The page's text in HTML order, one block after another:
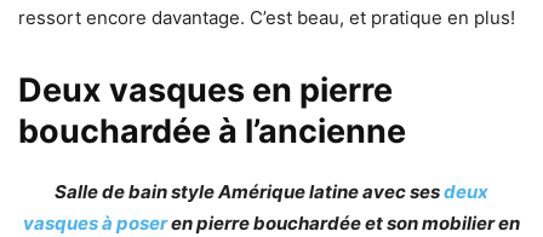
ressort encore davantage. C’est beau, et pratique en plus!
Deux vasques en pierre
bouchardée à l’ancienne
Salle de bain style Amérique latine avec sesdeux
vasques à poseren pierre bouchardée et son mobilier en